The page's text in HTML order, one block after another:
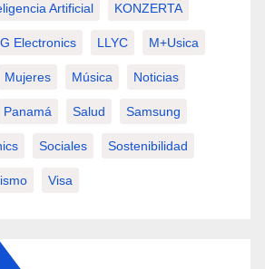
Artificial KONZERTA
Electronics LLYC M+usica
Mujeres Música Noticias
Panamá Salud Samsung
Sociales Sostenibilidad
Visa